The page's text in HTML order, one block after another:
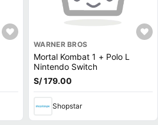
WARNER BROS
Mortal Kombat 1 + Polo L
Nintendo Switch
S/ 179.00
Shopstar